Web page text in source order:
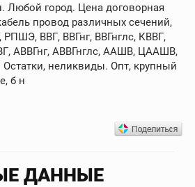
Любой город. Цена договорная
провод различных сечений,
ВВГ, ВВГнг, ВВГнглс, КВВГ,
АВВГнг, АВВГнглс, ААШВ, ЦААШВ,
неликвиды. Опт, крупный
б н
ДАННЫЕ